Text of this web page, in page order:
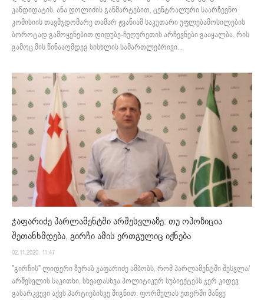
კანდიდატის, ანა დოლიძის განმარტებით, ცენტრალური საარჩევნო
კომისიის თავმჯდომარე თამარ ჟვანიამ საკუთარი უფლებამოსილების
ბოროტად გამოყენებით დიდუბე-ჩუღურეთის არჩევნები გააყალბა, რის
გამოც მის წინააღმდეგ სისხლის სამართლებრივი...
ჯაფარიძე პარლამენტში არშესვლაზე: თუ ოპოზიცია
შეთანხმდება, გირჩი ამის ერთგულიც იქნება
02.11.2020. 11:47
"გირჩის" ლიდერი ზურაბ ჯაფარიძე ამბობს, რომ პარლამენტში შესვლა/
არშესვლის საკითხი, სხვადასხვა პოლიტიკურ სუბიექტებს ჯერ კიდევ
გასარკვევი აქვს პარტიებისვე შიგნით. ფორმულას ეთერში მანვე